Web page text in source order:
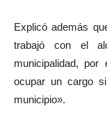
Explicó además
trabajó con el
municipalidad,
ocupar un cargo
municipio».